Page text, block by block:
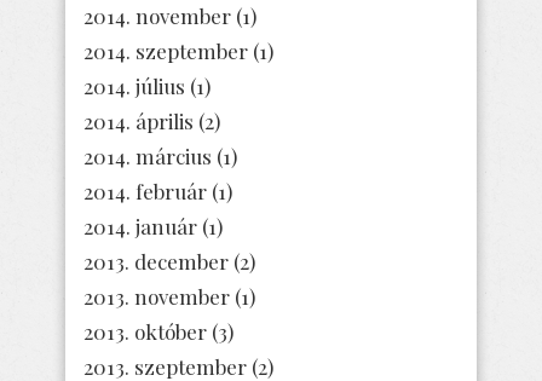
2014. november (1)
2014. szeptember (1)
2014. július (1)
2014. április (2)
2014. március (1)
2014. február (1)
2014. január (1)
2013. december (2)
2013. november (1)
2013. október (3)
2013. szeptember (2)